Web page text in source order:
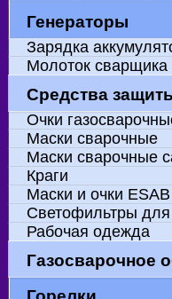
Сварка
Дрели ручные
Станции подогрева
Производитель
Генераторы
Сварочные
Зарядка
Молоток сварщика
Средства
Очки
Маски сварочные
Маски сварочные
Краги
Маски и очки ESAB
Светофильтры для
Рабочая одежда
Газосварочное